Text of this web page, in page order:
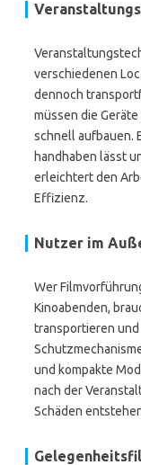
verschiedenen
dennoch
müssen die
schnell aufbauen.
handhaben lässt
erleichtert den
Effizienz.
Nutzer im
Wer
Kinoabenden,
transportieren und
und kompakte
nach der
Schäden